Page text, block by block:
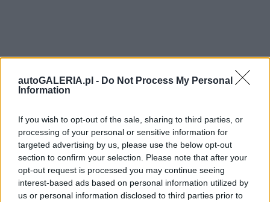
autoGALERIA.pl - Do Not Process My Personal
Information
If you wish to opt-out of the sale, sharing to third parties, or
processing of your personal or sensitive information for
targeted advertising by us, please use the below opt-out
section to confirm your selection. Please note that after your
opt-out request is processed you may continue seeing
interest-based ads based on personal information utilized by
us or personal information disclosed to third parties prior to